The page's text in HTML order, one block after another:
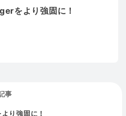
をより強固に！
事
り強固に！